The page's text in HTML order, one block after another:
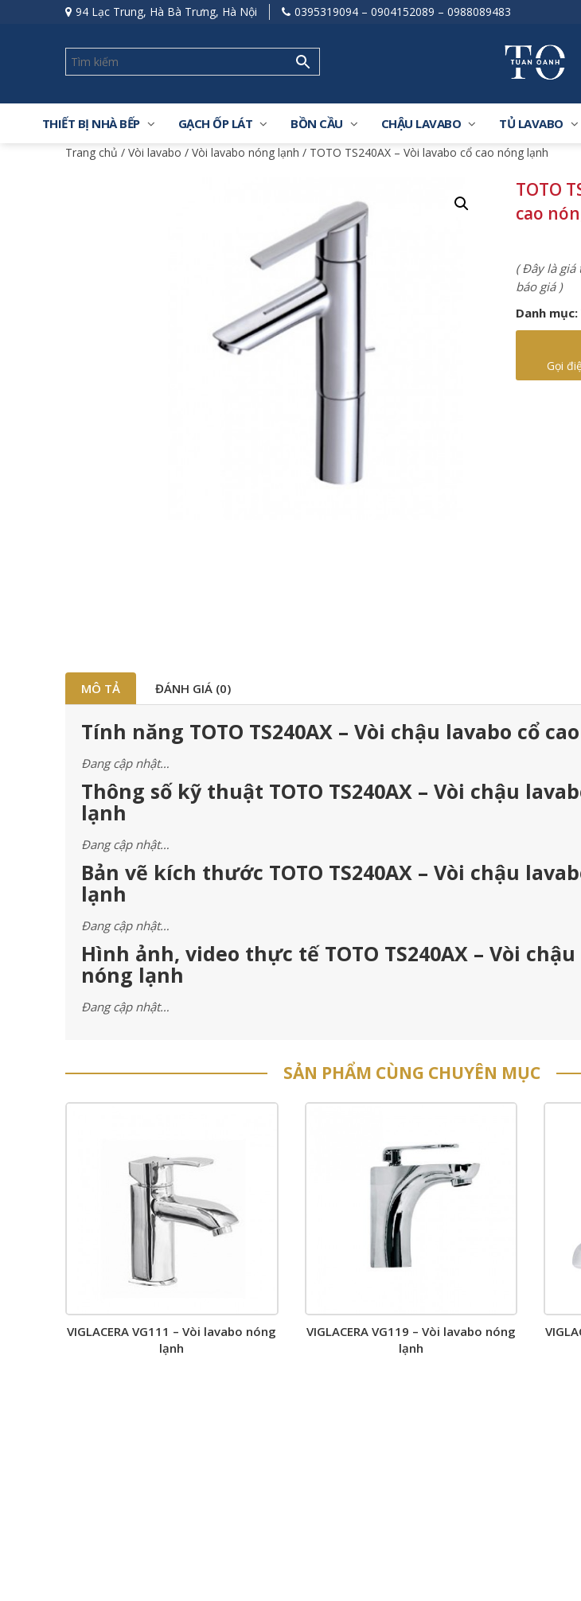
94 Lạc Trung, Hà Bà Trưng, Hà Nội 0395319094 – 0904152089 – 0988089483
THIẾT BỊ NHÀ BẾP GẠCH ỐP LÁT BỒN CẦU CHẬU LAVABO TỦ LAVABO
Trang chủ / Vòi lavabo / Vòi lavabo nóng lạnh / TOTO TS240AX – Vòi lavabo cổ cao nóng lạnh
TOTO
cao
( Đây là giá
báo giá )
Danh mục:
Gọi
MÔ TẢ ĐÁNH GIÁ (0)
Tính năng TOTO TS240AX – Vòi chậu lavabo cổ
Đang cập nhật…
Thông số kỹ thuật TOTO TS240AX – Vòi chậu
lạnh
Đang cập nhật…
Bản vẽ kích thước TOTO TS240AX – Vòi chậu
lạnh
Đang cập nhật…
Hình ảnh, video thực tế TOTO TS240AX – Vòi
nóng lạnh
Đang cập nhật…
SẢN PHẨM CÙNG CHUYÊN MỤC
VIGLACERA VG111 – Vòi lavabo nóng
lạnh
VIGLACERA VG119 – Vòi lavabo nóng
lạnh